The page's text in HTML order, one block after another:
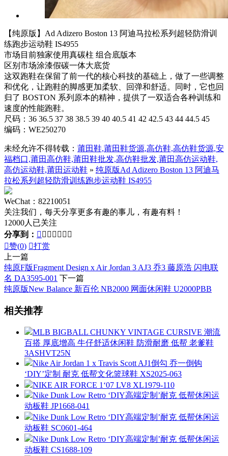
【纯原版】Ad Adizero Boston 13 阿迪马拉松系列超轻防滑训
练跑步运动鞋 IS4955
市场目前独家使用真碳柱 组合底版本
区别市场涂漆假碳一体大底货
这双跑鞋在保留了前一代的核心科技的基础上，做了一些调整
和优化，让跑鞋的脚感更加柔软、回弹和舒适。同时，它也回
归了 BOSTON 系列原本的精神，提供了一双适合各种训练和
速度的性能跑鞋。
尺码：36 36.5 37 38 38.5 39 40 40.5 41 42 42.5 43 44 44.5 45
编码：WE250270
未经允许不得转载： 莆田鞋,莆田鞋货源,高仿鞋,高仿鞋货源,安
福档口,莆田高仿鞋,莆田鞋批发,高仿鞋批发,莆田高仿运动鞋,
高仿运动鞋,莆田运动鞋 » 纯原版Ad Adizero Boston 13 阿迪马
拉松系列超轻防滑训练跑步运动鞋 IS4955
WeChat：82210051
关注我们，每天分享更多有趣的事儿，有趣有料！
12000人已关注
分享到：       
赞(0) 打赏
上一篇
纯原F版Fragment Design x Air Jordan 3 AJ3 乔3 藤原浩 闪电联
名 DA3595-001 下一篇
纯原版New Balance 新百伦 NB2000 网面休闲鞋 U2000PBB
相关推荐
MLB BIGBALL CHUNKY VINTAGE CURSIVE 潮流
百搭 厚底增高 牛仔舒适休闲鞋 防滑耐磨 低帮 老爹鞋
3ASHVT25N
Nike Air Jordan 1 x Travis Scott AJ1倒勾 乔一倒钩
‘DIY’定制 耐克 低帮文化篮球鞋 XS2025-063
NIKE AIR FORCE 1‘07 LV8 XL1979-110
Nike Dunk Low Retro ‘DIY高端定制’耐克 低帮休闲运
动板鞋 JP1668-041
Nike Dunk Low Retro ‘DIY高端定制’耐克 低帮休闲运
动板鞋 SC0601-464
Nike Dunk Low Retro ‘DIY高端定制’耐克 低帮休闲运
动板鞋 CS1688-109